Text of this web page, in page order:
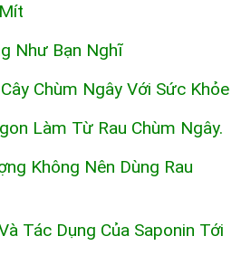
Như Bạn Nghĩ
Chùm Ngây Với Sức Khỏe
Làm Từ Rau Chùm Ngây.
Không Nên Dùng Rau
Tác Dụng Của Saponin Tới